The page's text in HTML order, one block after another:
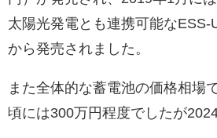
太陽光発電とも連携可能なESS-
から発売されました。
また全体的な蓄電池の価格相場
頃には300万円程度でしたが